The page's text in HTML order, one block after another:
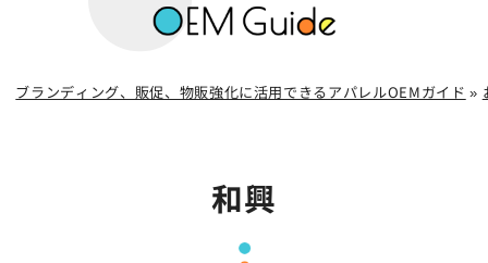
ブランディング、販促、物販強化に活用できるアパレルOEMガイド »
和興